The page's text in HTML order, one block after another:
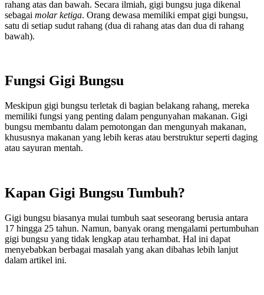
rahang atas dan bawah. Secara ilmiah, gigi bungsu juga dikenal
sebagai molar ketiga. Orang dewasa memiliki empat gigi bungsu,
satu di setiap sudut rahang (dua di rahang atas dan dua di rahang
bawah).
Fungsi Gigi Bungsu
Meskipun gigi bungsu terletak di bagian belakang rahang, mereka
memiliki fungsi yang penting dalam pengunyahan makanan. Gigi
bungsu membantu dalam pemotongan dan mengunyah makanan,
khususnya makanan yang lebih keras atau berstruktur seperti daging
atau sayuran mentah.
Kapan Gigi Bungsu Tumbuh?
Gigi bungsu biasanya mulai tumbuh saat seseorang berusia antara
17 hingga 25 tahun. Namun, banyak orang mengalami pertumbuhan
gigi bungsu yang tidak lengkap atau terhambat. Hal ini dapat
menyebabkan berbagai masalah yang akan dibahas lebih lanjut
dalam artikel ini.